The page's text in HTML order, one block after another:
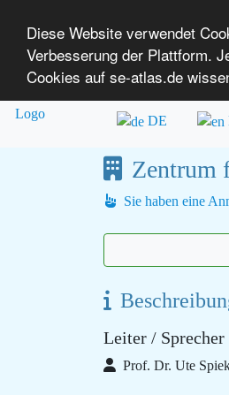
Diese Website verwendet
Verbesserung der Plattform.
Cookies auf se-atlas.de
SE-ATLAS
Versorgungsatlas
Überblick über
DE
Zentrum
Sie haben eine
Leiter /
Prof. Dr. Ute